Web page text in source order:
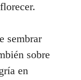
sembrar
sobre
en